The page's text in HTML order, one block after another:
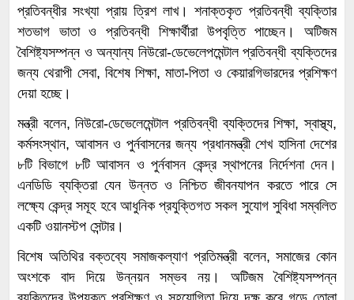
প্রতিবন্ধীর সংখ্যা প্রায় ত্রিশ লাখ। শনাক্তকৃত প্রতিবন্ধী ব্যক্তিার
শতভাগ ভাতা ও প্রতিবন্ধী শিক্ষার্থীরা উপবৃত্তি পাচ্ছেন। অটিজম
বৈশিষ্ট্যসম্পন্ন ও অন্যান্য নিউরো-ডেভেলেপমেন্টাল প্রতিবন্ধী ব্যক্তিদের
জন্য থেরাপী সেবা, বিশেষ শিক্ষা, মাতা-পিতা ও কেয়ারগিভারদের প্রশিক্ষণ
দেয়া হচ্ছে।
মন্ত্রী বলেন, নিউরো-ডেভেলেমেন্টাল প্রতিবন্ধী ব্যক্তিদের শিক্ষা, স্বাস্থ্য,
কর্মসংস্থান, আবাসন ও পুর্নবাসনের জন্য প্রধানমন্ত্রী শেখ হাসিনা দেশের
৮টি বিভাগে ৮টি আবাসন ও পুর্নবাসন কেন্দ্র স্থাপনের নির্দেশনা দেন।
এনডিডি ব্যক্তিরা যেন উন্নত ও নিশ্চিত জীবনযাপন করতে পারে সে
লক্ষ্যে কেন্দ্র সমূহ হবে আধুনিক প্রযুক্তিগত সকল সুযোগ সুবিধা সম্বলিত
একটি ওয়ানস্টপ সেন্টার।
বিশেষ অতিথির বক্তব্যে সমাজকল্যাণ প্রতিমন্ত্রী বলেন, সমাজের কোন
অংশকে বাদ দিয়ে উন্নয়ন সম্ভব নয়। অটিজম বৈশিষ্ট্যসম্পন্ন